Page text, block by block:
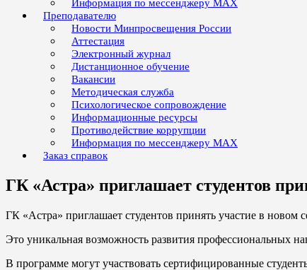
Информация по мессенджеру MAX
Преподавателю
Новости Минпросвещения России
Аттестация
Электронный журнал
Дистанционное обучение
Вакансии
Методическая служба
Психологическое сопровождение
Информационные ресурсы
Противодействие коррупции
Информация по мессенджеру MAX
Заказ справок
ГК «Астра» приглашает студентов
ГК «Астра» приглашает студентов принять участие в новом
Это уникальная возможность развития профессиональных
В программе могут участвовать сертифицированные